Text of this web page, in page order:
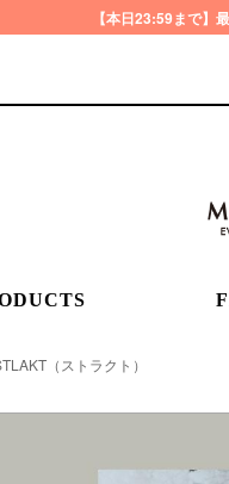
【本日23:59まで】
パスワードを
more
バッグ・クーラートート
（ストラクト）